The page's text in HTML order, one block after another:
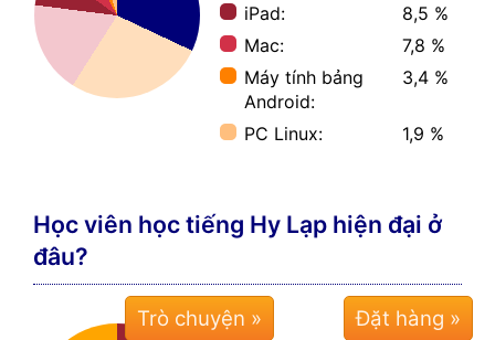
iPad:
8,5 %
Mac:
7,8 %
Máy tính bảng
Android:
3,4 %
PC Linux: 1,9 %
Học viên học tiếng Hy Lạp hiện đại ở
đâu?
Trò chuyện »